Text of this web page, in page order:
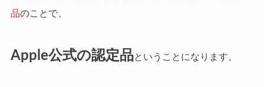
品のことで、
Apple公式の認定品ということになります。